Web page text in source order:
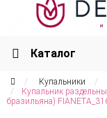
Каталог
Купальники
Купальник
бразильяна)